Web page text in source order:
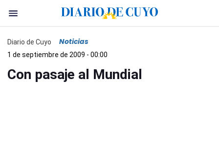
Diario de Cuyo Noticias
1 de septiembre de 2009 - 00:00
Con pasaje al Mundial